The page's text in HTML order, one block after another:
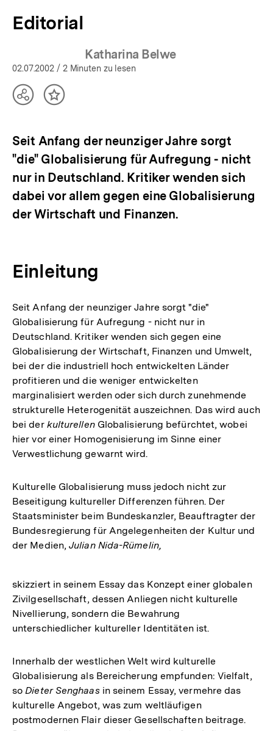
Editorial
Katharina Belwe
02.07.2002 / 2 Minuten zu lesen
TeilenInhalt
Seit Anfang der neunziger Jahre sorgt
"die" Globalisierung für Aufregung - nicht
nur in Deutschland. Kritiker wenden sich
dabei vor allem gegen eine Globalisierung
der Wirtschaft und Finanzen.
Einleitung
Seit Anfang der neunziger Jahre sorgt "die"
Globalisierung für Aufregung - nicht nur in
Deutschland. Kritiker wenden sich gegen eine
Globalisierung der Wirtschaft, Finanzen und Umwelt,
bei der die industriell hoch entwickelten Länder
profitieren und die weniger entwickelten
marginalisiert werden oder sich durch zunehmende
strukturelle Heterogenität auszeichnen. Das wird auch
bei der kulturellenGlobalisierung befürchtet, wobei
hier vor einer Homogenisierung im Sinne einer
Verwestlichung gewarnt wird.
Kulturelle Globalisierung muss jedoch nicht zur
Beseitigung kultureller Differenzen führen. Der
Staatsminister beim Bundeskanzler, Beauftragter der
Bundesregierung für Angelegenheiten der Kultur und
der Medien,Julian Nida-Rümelin,
skizziert in seinem Essay das Konzept einer globalen
Zivilgesellschaft, dessen Anliegen nicht kulturelle
Nivellierung, sondern die Bewahrung
unterschiedlicher kultureller Identitäten ist.
Innerhalb der westlichen Welt wird kulturelle
Globalisierung als Bereicherung empfunden: Vielfalt,
so Dieter Senghaasin seinem Essay, vermehre das
kulturelle Angebot, was zum weltläufigen
postmodernen Flair dieser Gesellschaften beitrage.